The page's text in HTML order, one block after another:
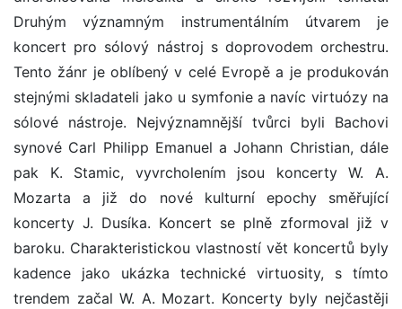
Druhým významným instrumentálním útvarem je
koncert pro sólový nástroj s doprovodem orchestru.
Tento žánr je oblíbený v celé Evropě a je produkován
stejnými skladateli jako u symfonie a navíc virtuózy na
sólové nástroje. Nejvýznamnější tvůrci byli Bachovi
synové Carl Philipp Emanuel a Johann Christian, dále
pak K. Stamic, vyvrcholením jsou koncerty W. A.
Mozarta a již do nové kulturní epochy směřující
koncerty J. Dusíka. Koncert se plně zformoval již v
baroku. Charakteristickou vlastností vět koncertů byly
kadence jako ukázka technické virtuosity, s tímto
trendem začal W. A. Mozart. Koncerty byly nejčastěji